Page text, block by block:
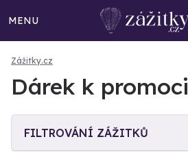
MENU
Zážitky.cz
Dárek k promoci
FILTROVÁNÍ ZÁŽITKŮ